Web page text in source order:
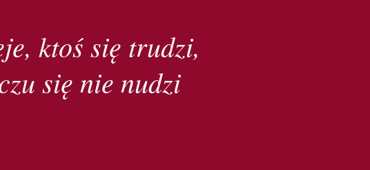
ktoś się trudzi,
się nie nudzi